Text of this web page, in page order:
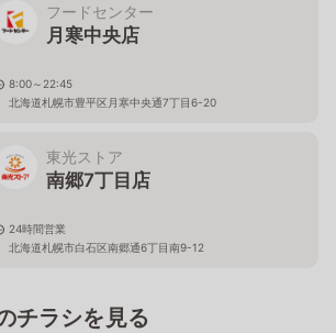
フードセンター
月寒中央店
8:00～22:45
北海道札幌市豊平区月寒中央通7丁目6-20
東光ストア
南郷7丁目店
24時間営業
北海道札幌市白石区南郷通6丁目南9-12
チラシを見る